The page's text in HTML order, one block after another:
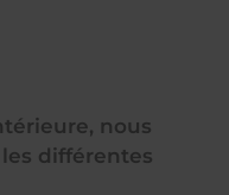
nous
différentes